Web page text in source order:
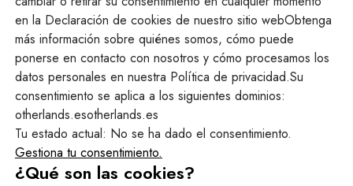
en la Declaración de cookies de nuestro sitio webObtenga
más información sobre quiénes somos, cómo puede
ponerse en contacto con nosotros y cómo procesamos los
datos personales en nuestra Política de privacidad.Su
consentimiento se aplica a los siguientes dominios:
otherlands.esotherlands.es
Tu estado actual: No se ha dado el consentimiento.
Gestiona tu consentimiento.
¿Qué son las cookies?